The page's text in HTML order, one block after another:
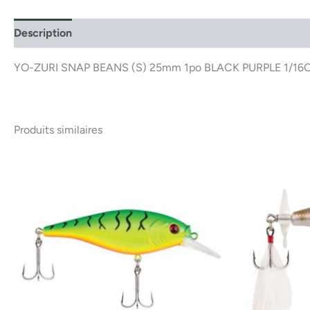
Description
YO-ZURI SNAP BEANS (S) 25mm 1po BLACK PURPLE 1/
Produits similaires
plusieurs
variations.
Les